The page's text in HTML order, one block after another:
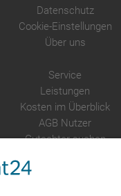
Datenschutz
Cookie-Einstellungen
Über uns
Service
Leistungen
Kosten im Überblick
AGB Nutzer
Gutachter suchen